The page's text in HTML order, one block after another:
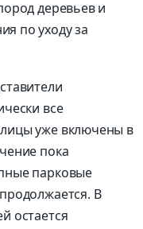
деревьев и
по уходу за
все
уже включены в
пока
парковые
В
остается